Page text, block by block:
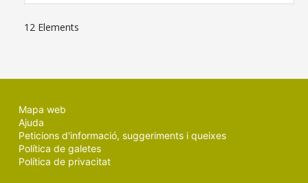
12 Elements
Mapa web
Ajuda
Peticions d'informació, suggeriments i queixes
Política de galetes
Política de privacitat